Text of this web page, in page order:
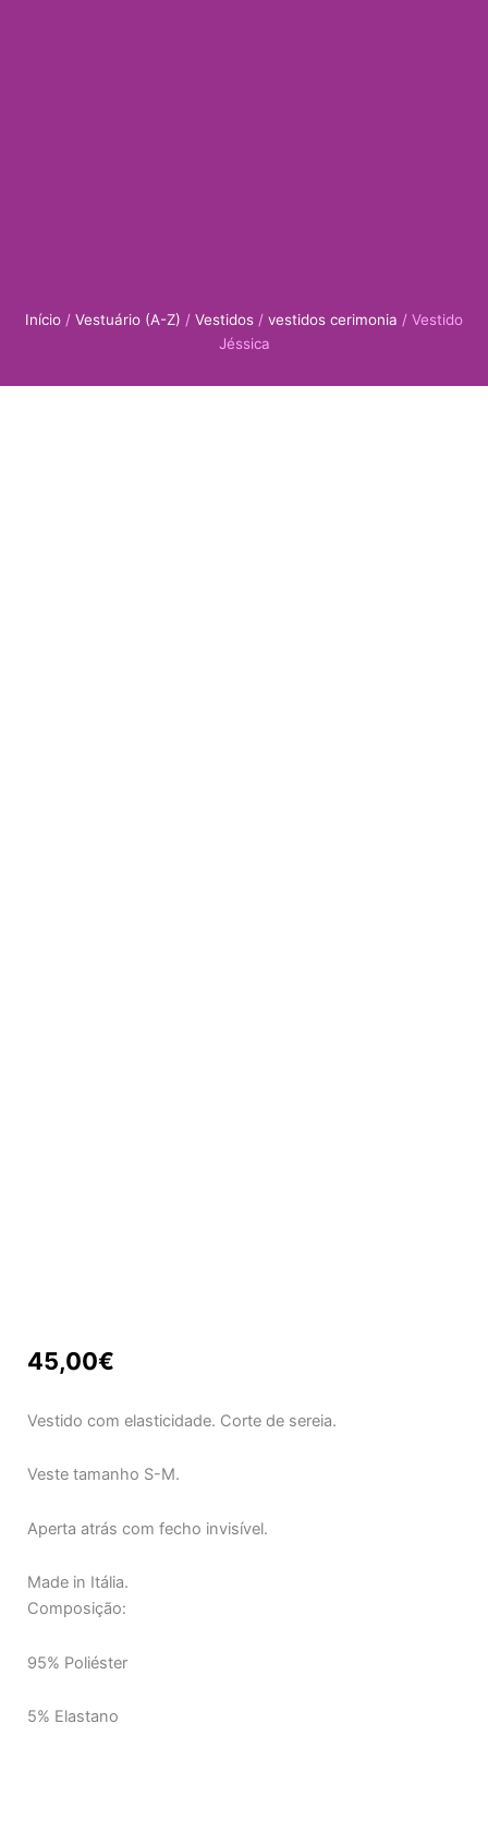
Início / Vestuário (A-Z) / Vestidos / vestidos cerimonia / Vestido
Jéssica
45,00€
Vestido com elasticidade. Corte de sereia.
Veste tamanho S-M.
Aperta atrás com fecho invisível.
Made in Itália.
Composição:
95% Poliéster
5% Elastano